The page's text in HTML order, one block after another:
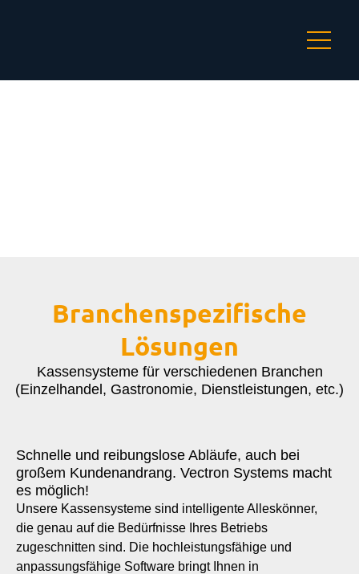
Branchenspezifische
Lösungen
Kassensysteme für verschiedenen Branchen
(Einzelhandel, Gastronomie, Dienstleistungen, etc.)
Schnelle und reibungslose Abläufe, auch bei
großem Kundenandrang. Vectron Systems macht
es möglich!
Unsere Kassensysteme sind intelligente Alleskönner,
die genau auf die Bedürfnisse Ihres Betriebs
zugeschnitten sind. Die hochleistungsfähige und
anpassungsfähige Software bringt Ihnen in